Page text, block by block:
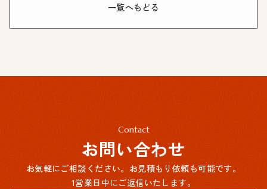
一覧へもどる
Contact
お問い合わせ
お気軽にご相談ください。お見積もり依頼も可能です。
1営業日中にご返信いたします。